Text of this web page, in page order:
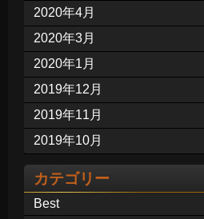
2020年4月
2020年3月
2020年1月
2019年12月
2019年11月
2019年10月
カテゴリー
Best